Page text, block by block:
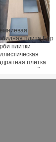
плита Бор
плитки
плитка
огнестойкая
броня